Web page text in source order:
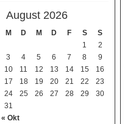
August 2026
M D M D F S S
« Okt
1
2
3
4 5 6 7 8
9
10
11 12 13 14 15
16
17
18 19 20 21 22
23
24
25 26 27 28 29
30
31